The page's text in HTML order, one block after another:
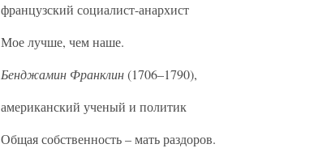
французский социалист-анархист
Мое лучше, чем наше.
Бенджамин Франклин(1706–1790),
американский ученый и политик
Общая собственность – мать раздоров.